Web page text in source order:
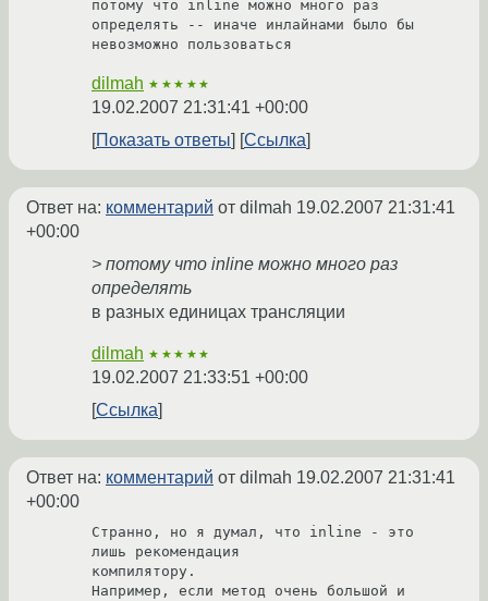
потому что inline можно много раз
определять -- иначе инлайнами было бы
dilmah ★★★★★
19.02.2007 21:31:41 +00:00
Показать ответы
Ссылка
Ответ на: комментарий от dilmah 19.02.2007 21:31:41
+00:00
> потому что inline можно много раз
определять
в разных единицах трансляции
dilmah ★★★★★
19.02.2007 21:33:51 +00:00
Ссылка
Ответ на: комментарий от dilmah 19.02.2007 21:31:41
+00:00
Странно, но я думал, что inline - это
лишь рекомендация
компилятору.
Например, если метод очень большой и